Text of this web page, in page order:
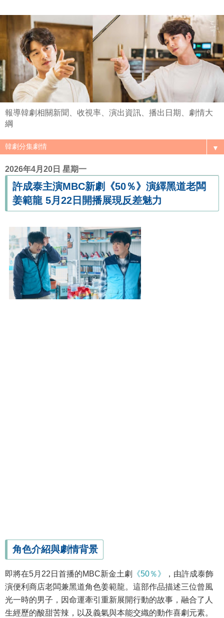
報導韓劇相關新聞、收視率、演出資訊、播出日期、劇情大
綱
▼
2026年4月20日 星期一
許成泰主演MBC新劇《50％》演繹黑道老闆
姜範龍 5月22日開播展現反差魅力
角色介紹與劇情背景
即將在5月22日首播的MBC新金土劇 《50％》
，由許成泰飾
演便利商店老闆兼黑道角色姜範龍。這部作品描述三位曾風
光一時的男子，因命運牽引重新展開行動的故事，融合了人
生經歷的酸甜苦辣，以及義氣與本能交織的動作喜劇元素。